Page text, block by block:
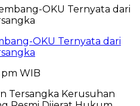
OKU Ternyata dari
pm WIB